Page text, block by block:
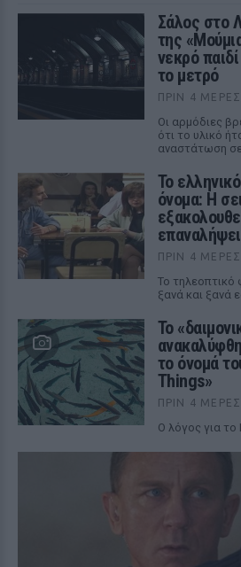
Σάλος στο
της
νεκρό
το μετρό
ΠΡΙΝ 4 ΜΈΡΕΣ
Οι αρμόδιες
ότι το υλικό
αναστάτωση
Το
όνομα: Η
ΠΡΙΝ 4 ΜΈΡΕΣ
Το τηλεοπτικό
ξανά και ξανά
Το
το όνομά
Things»
ΠΡΙΝ 4 ΜΈΡΕΣ
Ο λόγος για το